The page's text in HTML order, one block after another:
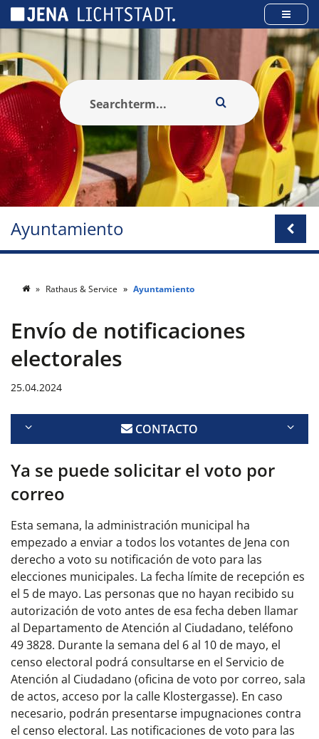
Ayuntamiento
Rathaus & Service Ayuntamiento
Envío de notificaciones
electorales
25.04.2024
CONTACTO
Ya se puede solicitar el voto por
correo
Esta semana, la administración municipal ha
empezado a enviar a todos los votantes de Jena con
derecho a voto su notificación de voto para las
elecciones municipales. La fecha límite de recepción es
el 5 de mayo. Las personas que no hayan recibido su
autorización de voto antes de esa fecha deben llamar
al Departamento de Atención al Ciudadano, teléfono
49 3828. Durante la semana del 6 al 10 de mayo, el
censo electoral podrá consultarse en el Servicio de
Atención al Ciudadano (oficina de voto por correo, sala
de actos, acceso por la calle Klostergasse). En caso
necesario, podrán presentarse impugnaciones contra
el censo electoral. Las notificaciones de voto para las
Panel de gestión de cookies